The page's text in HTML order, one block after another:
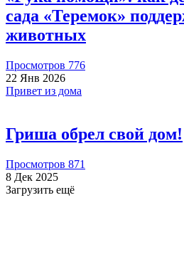
Пожертвовать
Алена Кутнякова
сада «Теремок»
животных
Просмотров 776
22 Янв 2026
Привет из дома
Гриша обрел свой дом!
Просмотров 871
8 Дек 2025
Загрузить ещё